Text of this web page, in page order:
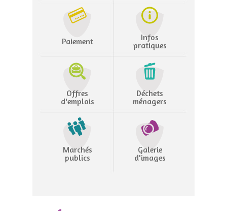
Paiement
Infos
pratiques
Offres
d'emplois
Déchets
ménagers
Marchés
publics
Galerie
d'images